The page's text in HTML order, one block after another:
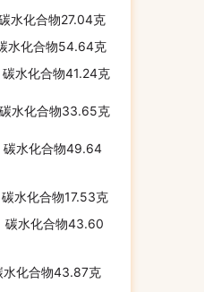
水化合物27.04克
水化合物54.64克
水化合物41.24克
水化合物33.65克
水化合物49.64
水化合物17.53克
碳水化合物43.60
水化合物43.87克